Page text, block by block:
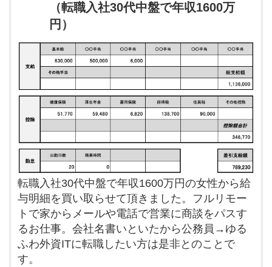
（転職入社30代中盤で年収1600万
円）
転職入社30代中盤で年収1600万円の女性から給
与明細を買い取らせて頂きました。フルリモー
トで家からメールや電話で営業に商談をパスす
るお仕事。会社名書いといたから公務員→ゆる
ふわ外資ITに転職したい方は是非とのことで
す。